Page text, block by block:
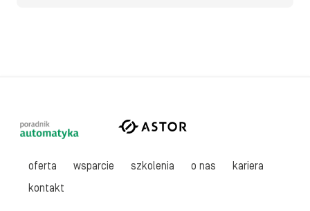
oferta wsparcie szkolenia o nas
kariera
kontakt